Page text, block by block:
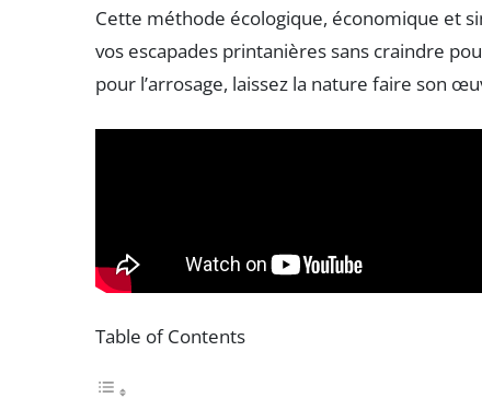
Cette méthode écologique, économique et
vos escapades printanières sans craindre
pour l’arrosage, laissez la nature faire son
Table of Contents